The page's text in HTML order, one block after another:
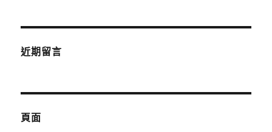
鍵
近期留言
頁面